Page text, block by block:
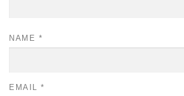
NAME *
EMAIL *